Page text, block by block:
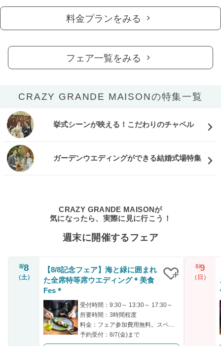
料金プランをみる
フェア一覧をみる
CRAZY GRANDE MAISONの特集一覧
挙式シーンが映える！こだわりのチャペル
ガーデンウエディングができる結婚式場特集
CRAZY GRANDE MAISONが
気になったら、実際に見に行こう！
週末に開催するフェア
8/8
（土）
【8/8記念フェア】海と緑に囲まれ
た全席特等席ウエディング＊美食
Fes＊
受付時間：9:30～ 13:30～ 17:30～
所要時間：3時間程度
料金：フェア参加費用無料。スペシャリテ無料試食付き。
予約受付：8/7(金)まで
8/9
（日）